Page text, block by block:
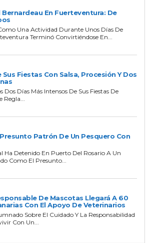
Bernardeau En Fuerteventura: De
Una Actividad Durante Unos Días De
Terminó Convirtiéndose En...
Fiestas Con Salsa, Procesión Y Dos
Días Más Intensos De Sus Fiestas De
Patrón De Un Pesquero Con
Ha Detenido En Puerto Del Rosario A Un
Como El Presunto...
De Mascotas Llegará A 60
Con El Apoyo De Veterinarios
Sobre El Cuidado Y La Responsabilidad
Con Un...